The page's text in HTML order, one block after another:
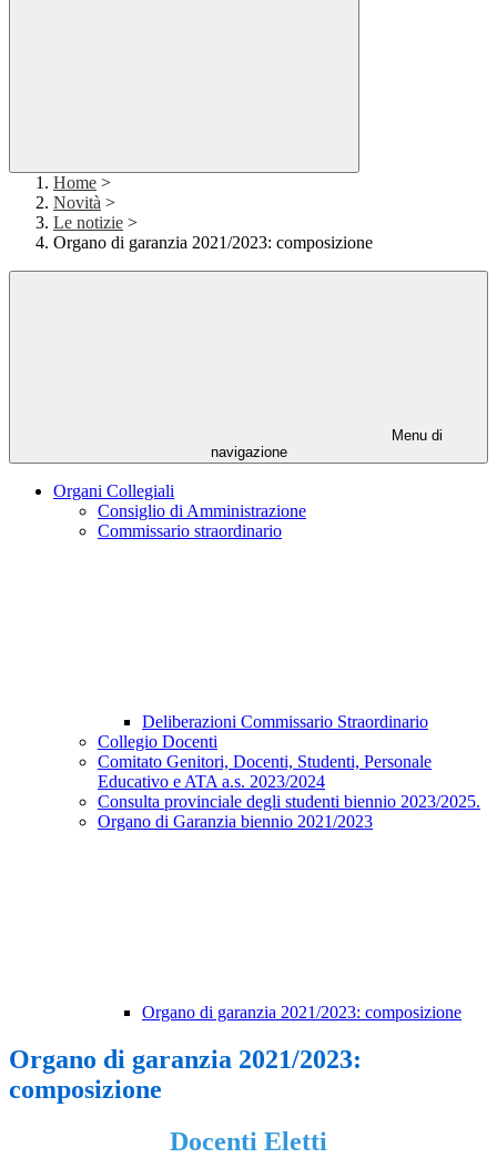
Home >
Novità >
Le notizie >
Organo di garanzia 2021/2023: composizione
Menu di
navigazione
Organi Collegiali
Consiglio di Amministrazione
Commissario straordinario
Deliberazioni Commissario Straordinario
Collegio Docenti
Comitato Genitori, Docenti, Studenti, Personale
Educativo e ATA a.s. 2023/2024
Consulta provinciale degli studenti biennio 2023/2025.
Organo di Garanzia biennio 2021/2023
Organo di garanzia 2021/2023: composizione
Organo di garanzia 2021/2023:
composizione
Docenti Eletti